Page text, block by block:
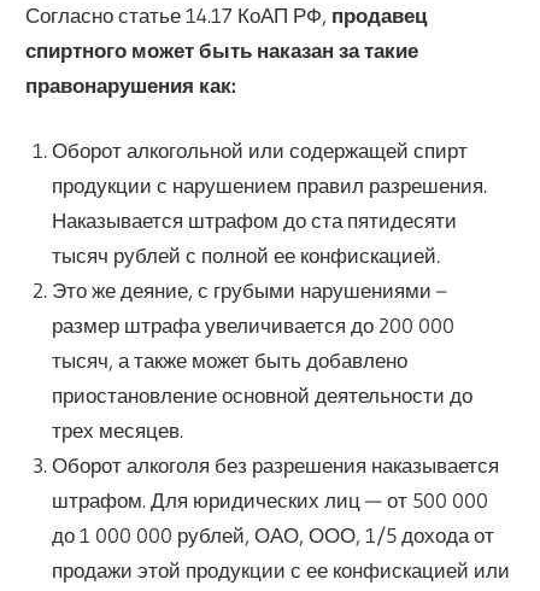
Согласно статье 14.17 КоАП РФ, продавец
спиртного может быть наказан за такие
правонарушения как:
Оборот алкогольной или содержащей спирт
продукции с нарушением правил разрешения.
Наказывается штрафом до ста пятидесяти
тысяч рублей с полной ее конфискацией.
Это же деяние, с грубыми нарушениями –
размер штрафа увеличивается до 200 000
тысяч, а также может быть добавлено
приостановление основной деятельности до
трех месяцев.
Оборот алкоголя без разрешения наказывается
штрафом. Для юридических лиц — от 500 000
до 1 000 000 рублей, ОАО, ООО, 1/5 дохода от
продажи этой продукции с ее конфискацией или